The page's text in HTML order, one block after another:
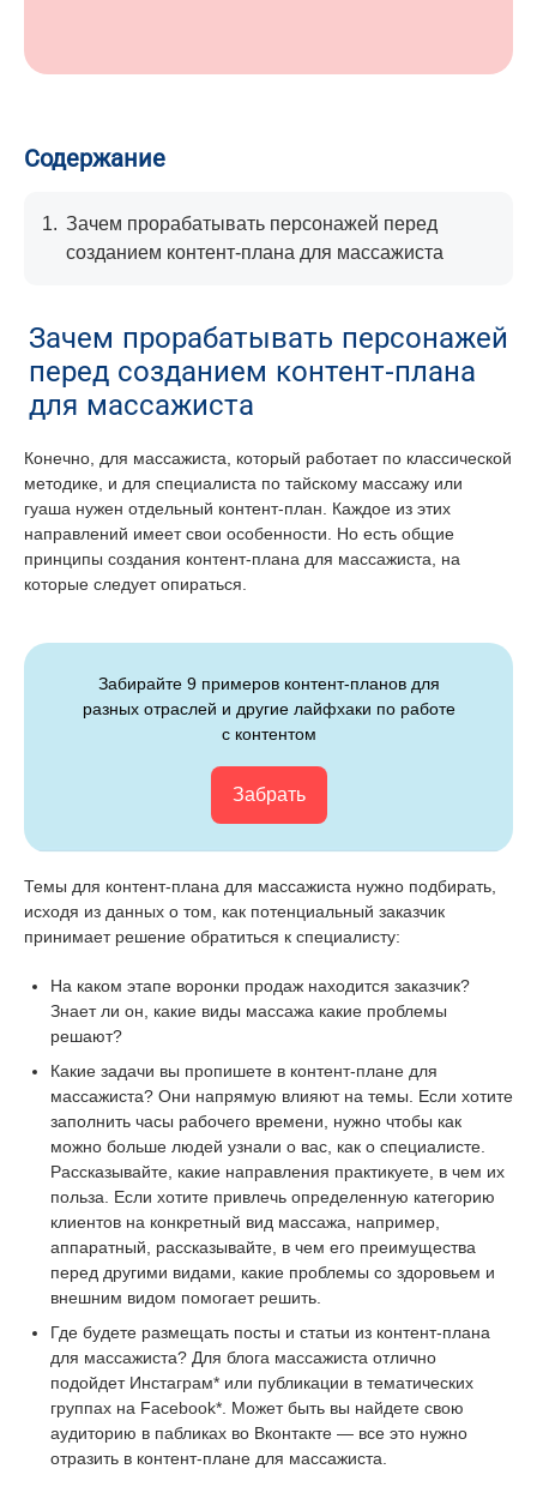
Содержание
1. Зачем прорабатывать персонажей перед
созданием контент-плана для массажиста
Зачем прорабатывать персонажей
перед созданием контент-плана
для массажиста
Конечно, для массажиста, который работает по классической
методике, и для специалиста по тайскому массажу или
гуаша нужен отдельный контент-план. Каждое из этих
направлений имеет свои особенности. Но есть общие
принципы создания контент-плана для массажиста, на
которые следует опираться.
Забирайте 9 примеров контент-планов для
разных отраслей и другие лайфхаки по работе
с контентом
Забрать
Темы для контент-плана для массажиста нужно подбирать,
исходя из данных о том, как потенциальный заказчик
принимает решение обратиться к специалисту:
На каком этапе воронки продаж находится заказчик?
Знает ли он, какие виды массажа какие проблемы
решают?
Какие задачи вы пропишете в контент-плане для
массажиста? Они напрямую влияют на темы. Если хотите
заполнить часы рабочего времени, нужно чтобы как
можно больше людей узнали о вас, как о специалисте.
Рассказывайте, какие направления практикуете, в чем их
польза. Если хотите привлечь определенную категорию
клиентов на конкретный вид массажа, например,
аппаратный, рассказывайте, в чем его преимущества
перед другими видами, какие проблемы со здоровьем и
внешним видом помогает решить.
Где будете размещать посты и статьи из контент-плана
для массажиста? Для блога массажиста отлично
подойдет Инстаграм* или публикации в тематических
группах на Facebook*. Может быть вы найдете свою
аудиторию в пабликах во Вконтакте — все это нужно
отразить в контент-плане для массажиста.